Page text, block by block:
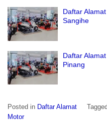
Daftar
Sangihe
Daftar
Pinang
Posted in Daftar Alamat Tagged
Motor